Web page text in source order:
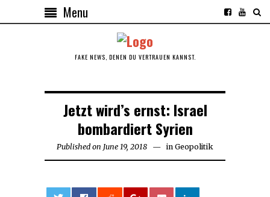
Menu
FAKE NEWS, DENEN DU VERTRAUEN KANNST.
Jetzt wird’s ernst: Israel
bombardiert Syrien
Published on June 19, 2018 June in Geopolitik